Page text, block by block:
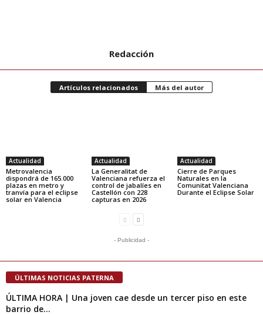
Redacción
Artículos relacionados Más del autor
Actualidad
Metrovalencia
dispondrá de 165.000
plazas en metro y
tranvía para el eclipse
solar en Valencia
Actualidad
La Generalitat de
Valenciana refuerza el
control de jabalíes en
Castellón con 228
capturas en 2026
Actualidad
Cierre de Parques
Naturales en la
Comunitat Valenciana
Durante el Eclipse Solar
- Publicidad -
ÚLTIMAS NOTICIAS PATERNA
ÚLTIMA HORA | Una joven cae desde un tercer piso en este
barrio de...